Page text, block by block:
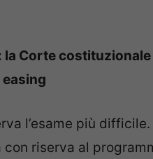
la Corte
l’esame più
riserva al